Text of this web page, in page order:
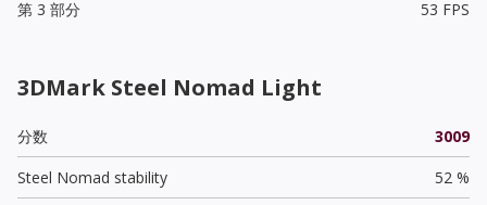
第 3 部分
53 FPS
3DMark Steel Nomad Light
分数
3009
Steel Nomad stability
52 %